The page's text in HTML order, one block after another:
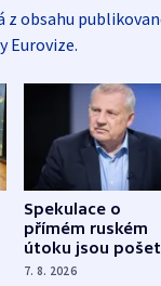
z obsahu
Eurovize.
Spekulace o
přímém ruském
útoku jsou
míní estonský
7. 8. 2026